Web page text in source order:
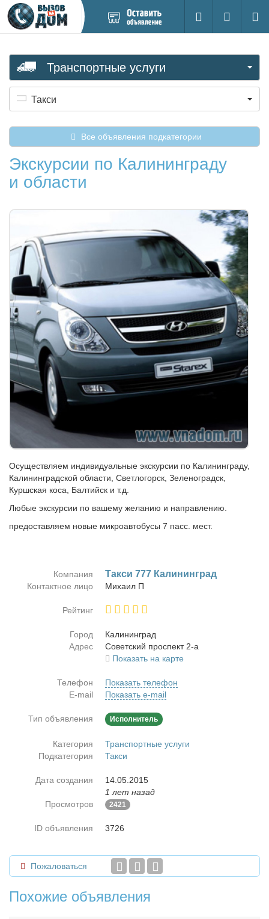
новое
Поиск
Вход на
Транспортные услуги
Такси
Все объявления подкатегории
Экскурсии по Калининграду
и области
Осуществляем индивидуальные экскурсии по Калининграду,
Калининградской области, Светлогорск, Зеленоградск,
Куршская коса, Балтийск и т.д.
Любые экскурсии по вашему желанию и направлению.
предоставляем новые микроавтобусы 7 пасс. мест.
Компания Так­си 777 Ка­ли­нин­град
Контактное лицо Ми­ха­ил П
Рейтинг
Город
Ка­ли­нин­град
Адрес
Со­вет­ский про­спект 2-а
Показать на карте
Телефон
Показать телефон
E-mail
Показать e-mail
Тип объявления Исполнитель
Категория
Транспортные услуги
Подкатегория
Такси
Дата создания
14.05.2015
1 лет назад
Просмотров
2421
ID объявления 3726
Пожаловаться
Похожие объявления